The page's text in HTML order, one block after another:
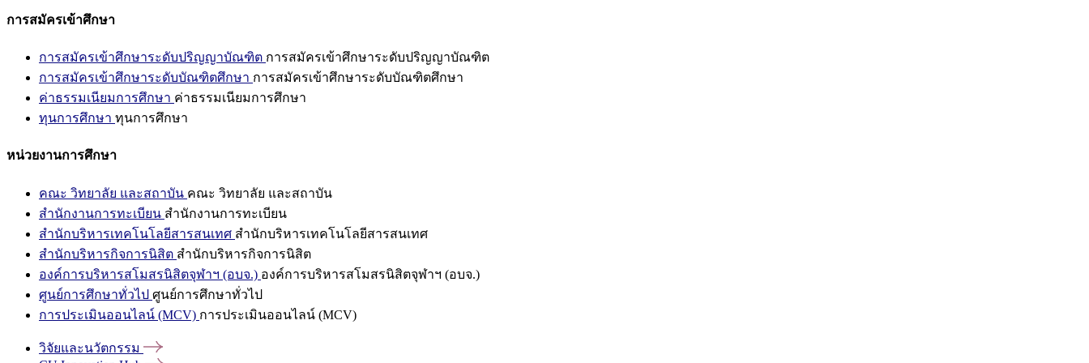
การสมัครเข้าศึกษา
การสมัครเข้าศึกษาระดับปริญญาบัณฑิต การสมัครเข้าศึกษาระดับปริญญาบัณฑิต
การสมัครเข้าศึกษาระดับบัณฑิตศึกษา การสมัครเข้าศึกษาระดับบัณฑิตศึกษา
ค่าธรรมเนียมการศึกษา ค่าธรรมเนียมการศึกษา
ทุนการศึกษา ทุนการศึกษา
หน่วยงานการศึกษา
คณะ วิทยาลัย และสถาบัน คณะ วิทยาลัย และสถาบัน
สำนักงานการทะเบียน สำนักงานการทะเบียน
สำนักบริหารเทคโนโลยีสารสนเทศ สำนักบริหารเทคโนโลยีสารสนเทศ
สำนักบริหารกิจการนิสิต สำนักบริหารกิจการนิสิต
องค์การบริหารสโมสรนิสิตจุฬาฯ (อบจ.) องค์การบริหารสโมสรนิสิตจุฬาฯ (อบจ.)
ศูนย์การศึกษาทั่วไป ศูนย์การศึกษาทั่วไป
การประเมินออนไลน์ (MCV) การประเมินออนไลน์ (MCV)
วิจัยและนวัตกรรม